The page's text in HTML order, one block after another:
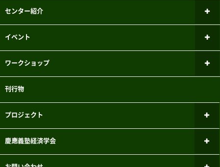
所長あいさつ
メーリングリスト
三田キャンパスでの研究目的でのパソコン教室利用について
センター紹介
ファイナンシャル・ジェロントロジー
国際経済学研究センター
こどもの機会均等研究センター
FinTEKセンター
イベント
新しいお知らせ
ワークショップ
ミクロ経済学ワークショップ
応用経済学ワークショップ
刊行物
プロジェクト
現行のプロジェクト
慶應義塾経済学会